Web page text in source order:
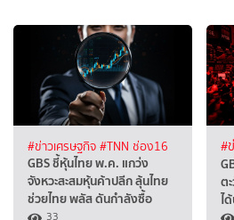
#ข่าวเศรษฐกิจ #TNN ช่อง16
GBS ชี้หุ้นไทย พ.ค. แกว่ง
จังหวะสะสมหุ้นค้าปลีก ลุ้นไทย
ช่วยไทย พลัส ดันกำลังซื้อ
33
#
ต
ไ